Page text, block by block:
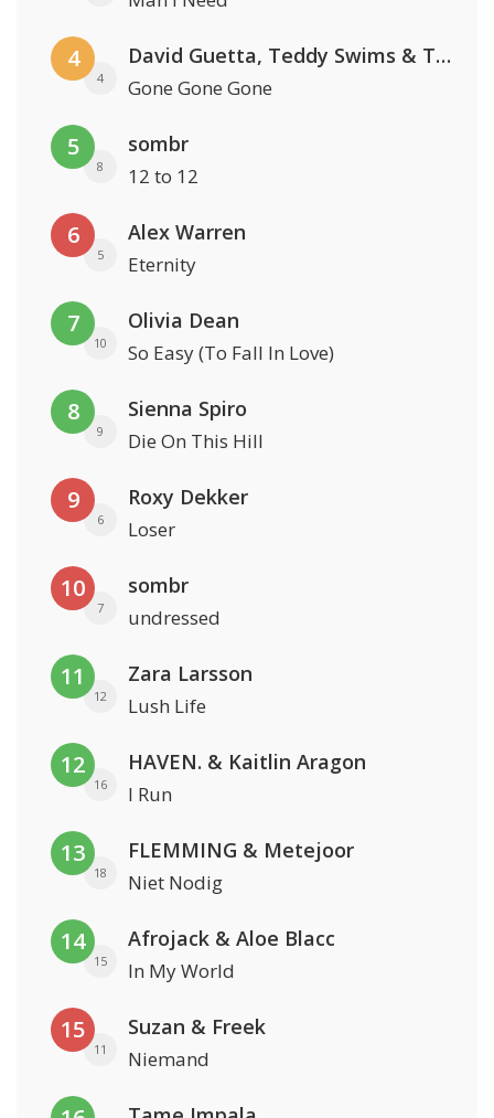
4
4
David Guetta, Teddy Swims & Tones And I
Gone Gone Gone
5
8
sombr
12 to 12
6
5
Alex Warren
Eternity
7
10
Olivia Dean
So Easy (To Fall In Love)
8
9
Sienna Spiro
Die On This Hill
9
6
Roxy Dekker
Loser
10
7
sombr
undressed
11
12
Zara Larsson
Lush Life
12
16
HAVEN. & Kaitlin Aragon
I Run
13
18
FLEMMING & Metejoor
Niet Nodig
14
15
Afrojack & Aloe Blacc
In My World
15
11
Suzan & Freek
Niemand